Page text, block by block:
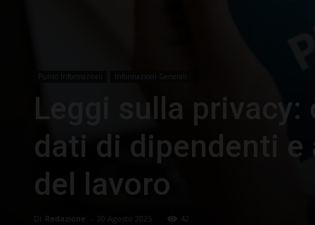
Punto Informazioni Informazioni Generali
Leggi sulla
dati di dipendenti e
del lavoro
Di Redazione 20 Agosto 2025 42